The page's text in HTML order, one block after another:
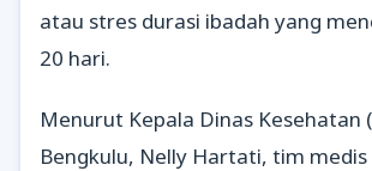
atau stres durasi ibadah yang
20 hari.
Menurut Kepala Dinas Kesehatan
Bengkulu, Nelly Hartati, tim